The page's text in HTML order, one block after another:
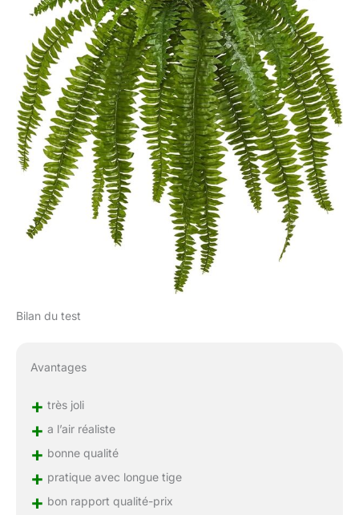
Bilan du test
Avantages
+ très joli
+ a l’air réaliste
+ bonne qualité
+ pratique avec longue tige
+ bon rapport qualité-prix